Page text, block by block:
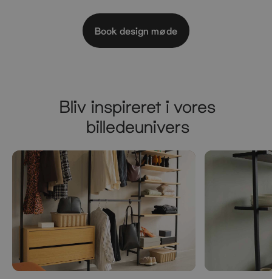
Book design møde
Bliv inspireret i vores
billedeunivers